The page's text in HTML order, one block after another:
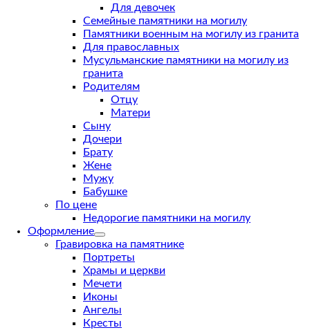
Для девочек
Семейные памятники на могилу
Памятники военным на могилу из гранита
Для православных
Мусульманские памятники на могилу из
гранита
Родителям
Отцу
Матери
Сыну
Дочери
Брату
Жене
Мужу
Бабушке
По цене
Недорогие памятники на могилу
Оформление
Гравировка на памятнике
Портреты
Храмы и церкви
Мечети
Иконы
Ангелы
Кресты